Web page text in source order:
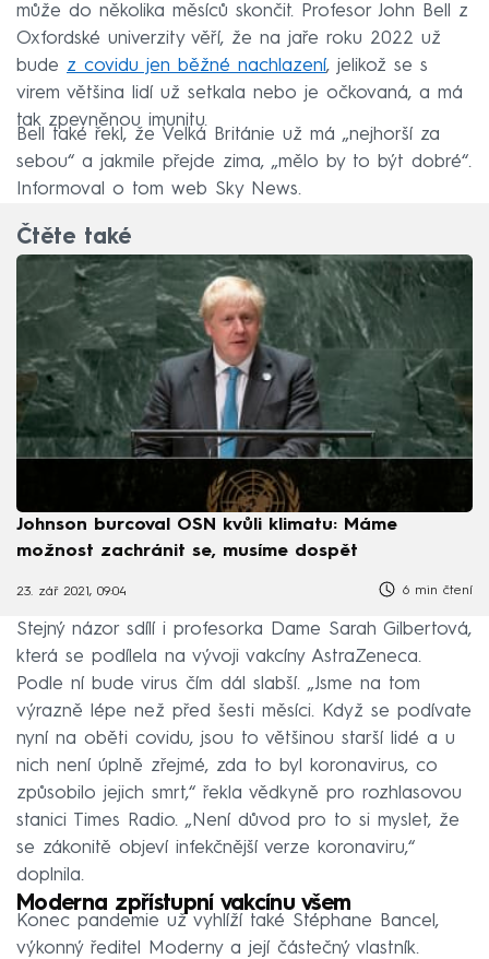
může do několika měsíců skončit. Profesor John Bell z
Oxfordské univerzity věří, že na jaře roku 2022 už
bude z covidu jen běžné nachlazení, jelikož se s
virem většina lidí už setkala nebo je očkovaná, a má
tak zpevněnou imunitu.
Bell také řekl, že Velká Británie už má „nejhorší za
sebou“ a jakmile přejde zima, „mělo by to být dobré“.
Informoval o tom web Sky News.
Čtěte také
Johnson burcoval OSN kvůli klimatu: Máme
možnost zachránit se, musíme dospět
23. zář 2021, 09:04 6 min čtení
Stejný názor sdílí i profesorka Dame Sarah Gilbertová,
která se podílela na vývoji vakcíny AstraZeneca.
Podle ní bude virus čím dál slabší. „Jsme na tom
výrazně lépe než před šesti měsíci. Když se podívate
nyní na oběti covidu, jsou to většinou starší lidé a u
nich není úplně zřejmé, zda to byl koronavirus, co
způsobilo jejich smrt,“ řekla vědkyně pro rozhlasovou
stanici Times Radio. „Není důvod pro to si myslet, že
se zákonitě objeví infekčnější verze koronaviru,“
doplnila.
Moderna zpřístupní vakcínu všem
Konec pandemie už vyhlíží také Stéphane Bancel,
výkonný ředitel Moderny a její částečný vlastník.